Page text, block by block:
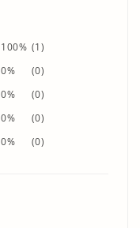
100% (1)
0%
(0)
0%
(0)
0%
(0)
0%
(0)